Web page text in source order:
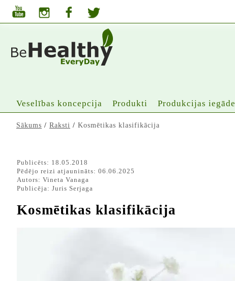
Veselības koncepcija Produkti Produkcijas iegāde
Sākums / Raksti / Kosmētikas klasifikācija
Publicēts: 18.05.2018
Pēdējo reizi atjaunināts: 06.06.2025
Autors: Vineta Vanaga
Publicēja: Juris Serjaga
Kosmētikas klasifikācija